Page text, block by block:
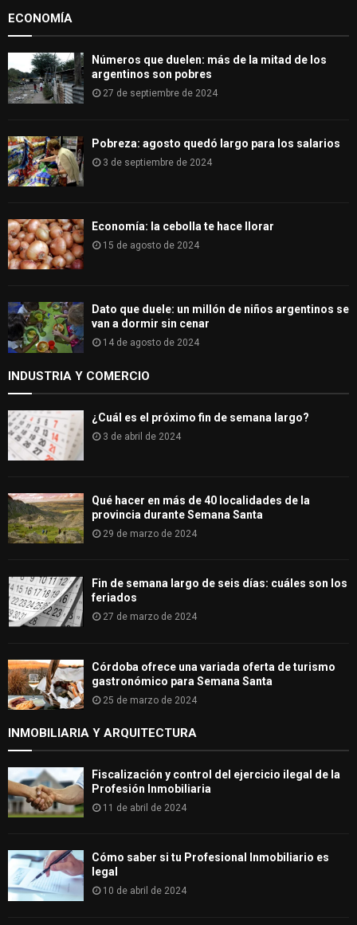
H
ECONOMÍA
Números que duelen: más de la mitad de los
argentinos son pobres
27 de septiembre de 2024
Pobreza: agosto quedó largo para los salarios
3 de septiembre de 2024
Economía: la cebolla te hace llorar
15 de agosto de 2024
Dato que duele: un millón de niños argentinos se
van a dormir sin cenar
14 de agosto de 2024
INDUSTRIA Y COMERCIO
¿Cuál es el próximo fin de semana largo?
3 de abril de 2024
Qué hacer en más de 40 localidades de la
provincia durante Semana Santa
29 de marzo de 2024
Fin de semana largo de seis días: cuáles son los
feriados
27 de marzo de 2024
Córdoba ofrece una variada oferta de turismo
gastronómico para Semana Santa
25 de marzo de 2024
INMOBILIARIA Y ARQUITECTURA
Fiscalización y control del ejercicio ilegal de la
Profesión Inmobiliaria
11 de abril de 2024
Cómo saber si tu Profesional Inmobiliario es
legal
10 de abril de 2024